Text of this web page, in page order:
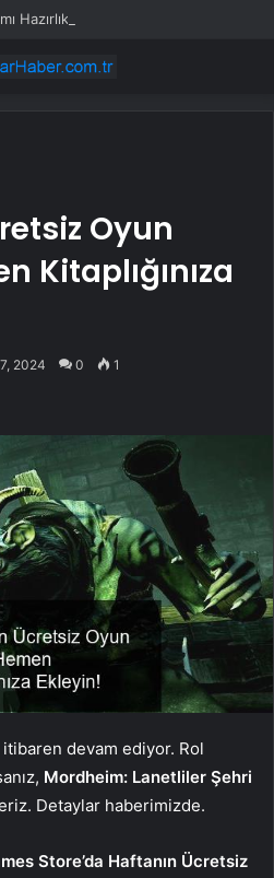
Hazırlıkları Tamamlandı
Oyun
Kitaplığınıza
2024 0 1
itibaren devam ediyor. Rol
Mordheim: Lanetliler Şehri
Detaylar haberimizde.
Store’da Haftanın Ücretsiz